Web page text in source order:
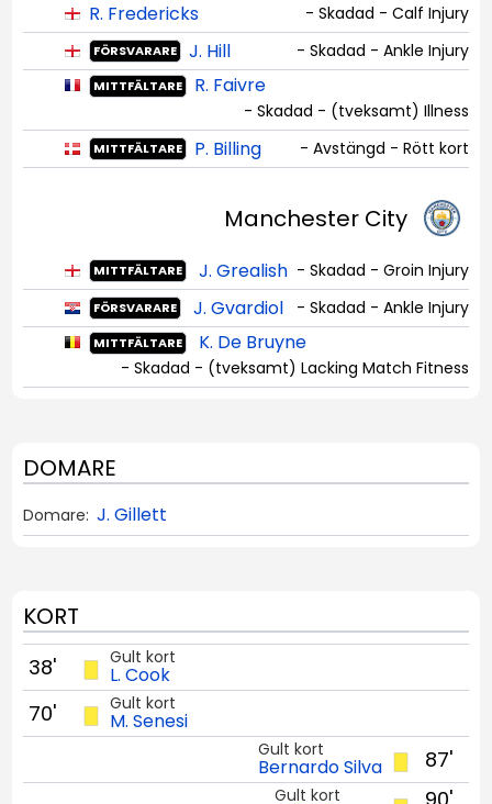
R. Fredericks - Skadad - Calf Injury
FÖRSVARARE J. Hill - Skadad - Ankle Injury
MITTFÄLTARE R. Faivre
- Skadad - (tveksamt) Illness
MITTFÄLTARE P. Billing - Avstängd - Rött kort
Manchester City
MITTFÄLTARE J. Grealish - Skadad - Groin Injury
FÖRSVARARE J. Gvardiol - Skadad - Ankle Injury
MITTFÄLTARE K. De Bruyne
- Skadad - (tveksamt) Lacking Match Fitness
DOMARE
Domare: J. Gillett
KORT
Gult kort
L. Cook
38'
Gult kort
M. Senesi
70'
87'
Gult kort
Bernardo Silva
Gult kort